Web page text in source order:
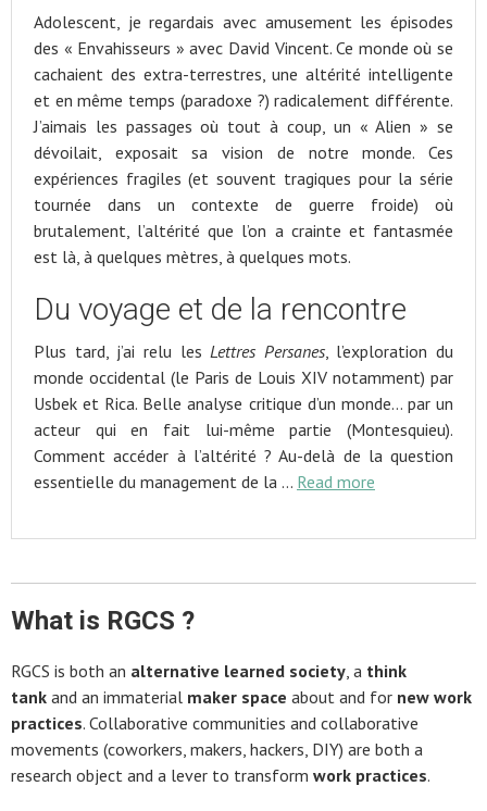
Adolescent, je regardais avec amusement les épisodes
des « Envahisseurs » avec David Vincent. Ce monde où se
cachaient des extra-terrestres, une altérité intelligente
et en même temps (paradoxe ?) radicalement différente.
J’aimais les passages où tout à coup, un « Alien » se
dévoilait, exposait sa vision de notre monde. Ces
expériences fragiles (et souvent tragiques pour la série
tournée dans un contexte de guerre froide) où
brutalement, l’altérité que l’on a crainte et fantasmée
est là, à quelques mètres, à quelques mots.
Du voyage et de la rencontre
Plus tard, j’ai relu lesLettres Persanes, l’exploration du
monde occidental (le Paris de Louis XIV notamment) par
Usbek et Rica. Belle analyse critique d’un monde… par un
acteur qui en fait lui-même partie (Montesquieu).
Comment accéder à l’altérité ? Au-delà de la question
essentielle du management de la … Read more
What is RGCS ?
RGCS is both an alternative learned society, a think
tank and an immaterial maker space about and for new work
practices. Collaborative communities and collaborative
movements (coworkers, makers, hackers, DIY) are both a
research object and a lever to transform work practices.